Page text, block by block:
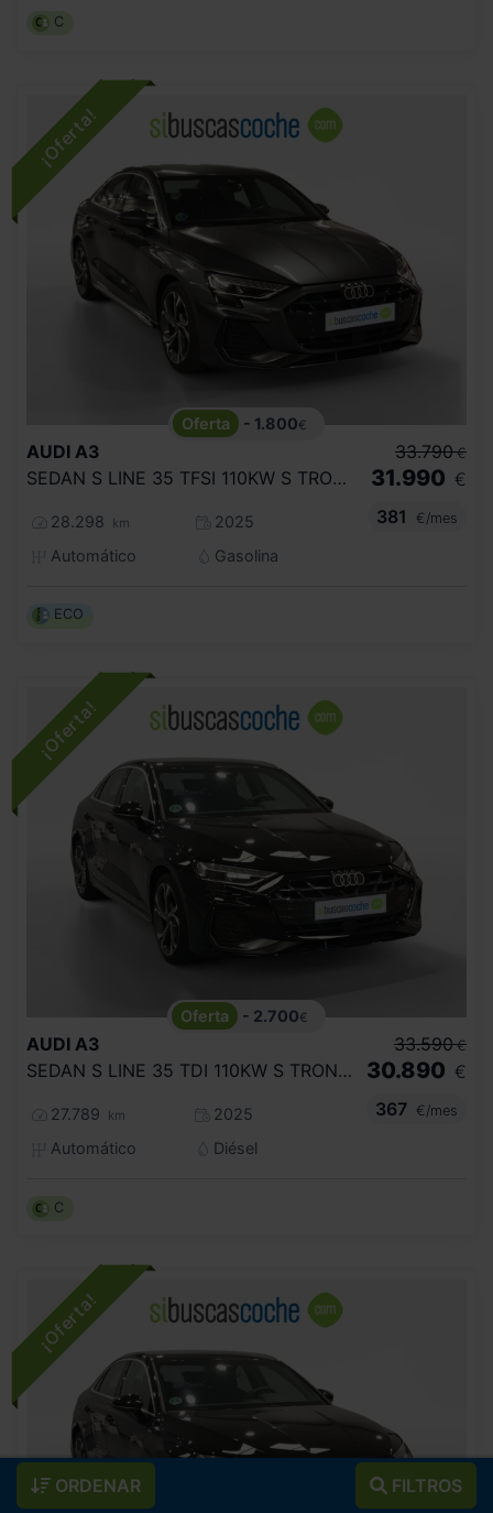
ORDENAR FILTROS
C
- 1.800€
AUDI A3
SEDAN S LINE 35 TFSI 110KW S TRONIC
28.298 km
2025
Automático
Gasolina
33.790 €
31.990 €
381
€/mes
ECO
- 2.700€
AUDI A3
SEDAN S LINE 35 TDI 110KW S TRONIC
27.789 km
2025
Automático
Diésel
33.590 €
30.890 €
367
€/mes
C